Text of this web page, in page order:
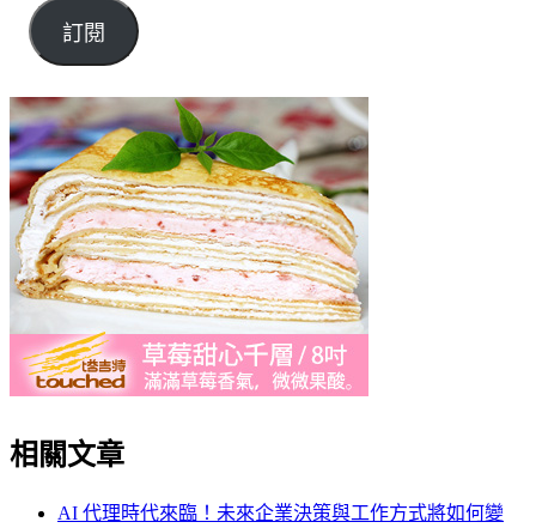
訂閱
相關文章
AI 代理時代來臨！未來企業決策與工作方式將如何變